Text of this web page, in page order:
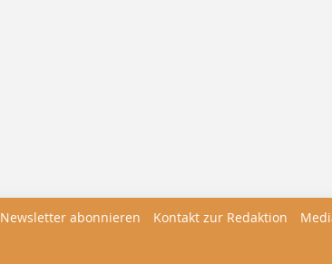
Newsletter abonnieren Kontakt zur Redaktion